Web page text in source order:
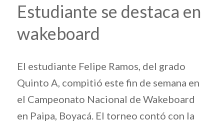
Estudiante se destaca en
wakeboard
El estudiante Felipe Ramos, del grado
Quinto A, compitió este fin de semana en
el Campeonato Nacional de Wakeboard
en Paipa, Boyacá. El torneo contó con la